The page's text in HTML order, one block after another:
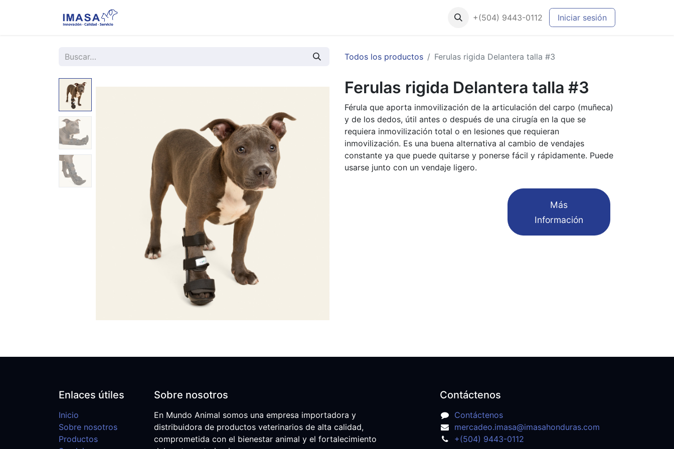
+(504) 9443-0112 Iniciar sesión
Todos los productos Ferulas rigida Delantera talla #3
Ferulas rigida Delantera talla #3
Férula que aporta inmovilización de la articulación del carpo (muñeca)
y de los dedos, útil antes o después de una cirugía en la que se
requiera inmovilización total o en lesiones que requieran
inmovilización. Es una buena alternativa al cambio de vendajes
constante ya que puede quitarse y ponerse fácil y rápidamente. Puede
usarse junto con un vendaje ligero.
​Más
Información
Enlaces útiles
Inicio
Sobre nosotros
Productos
Sobre nosotros
En Mundo Animal somos una empresa importadora y
distribuidora de productos veterinarios de alta calidad,
comprometida con el bienestar animal y el fortalecimiento
Contáctenos
Contáctenos
mercadeo.imasa@imasahonduras.com
+(504) 9443-0112